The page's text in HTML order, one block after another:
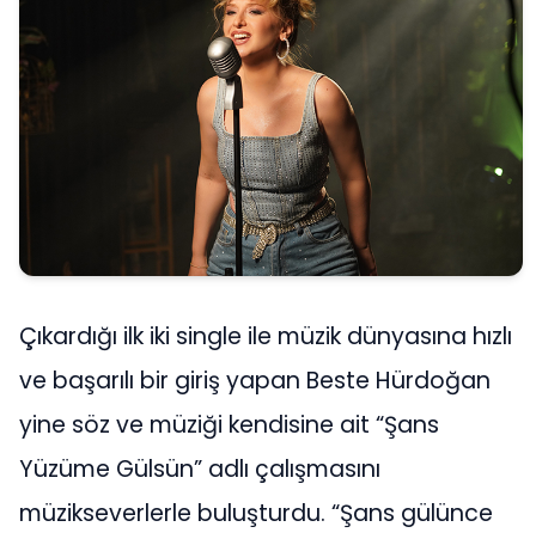
Çıkardığı ilk iki single ile müzik dünyasına hızlı
ve başarılı bir giriş yapan Beste Hürdoğan
yine söz ve müziği kendisine ait “Şans
Yüzüme Gülsün” adlı çalışmasını
müzikseverlerle buluşturdu. “Şans gülünce